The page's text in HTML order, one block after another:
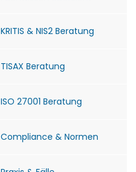
KRITIS & NIS2 Beratung
TISAX Beratung
ISO 27001 Beratung
Compliance & Normen